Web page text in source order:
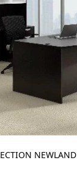
NEWLAND